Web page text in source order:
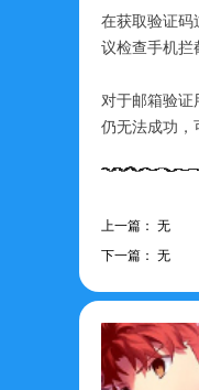
在获取验证码
议检查手机拦
对于邮箱验
仍无法成功，
上一篇： 无
下一篇： 无